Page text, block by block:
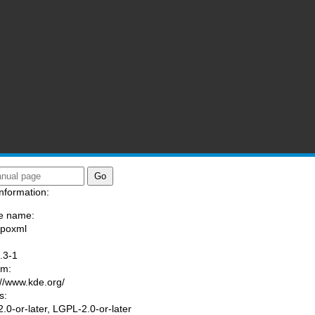
name:
1
www.kde.org/
or-later, LGPL-2.0-or-later